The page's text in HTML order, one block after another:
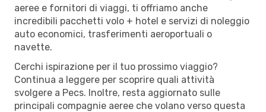
aeree e fornitori di viaggi, ti offriamo anche
incredibili pacchetti volo + hotel e servizi di noleggio
auto economici, trasferimenti aeroportuali o
navette.
Cerchi ispirazione per il tuo prossimo viaggio?
Continua a leggere per scoprire quali attività
svolgere a Pecs. Inoltre, resta aggiornato sulle
principali compagnie aeree che volano verso questa